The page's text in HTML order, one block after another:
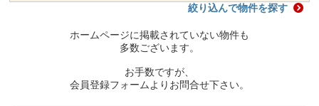
絞り込んで物件を探す
ホームページに掲載されていない物件も
多数ございます。
お手数ですが、
会員登録フォームよりお問合せ下さい。